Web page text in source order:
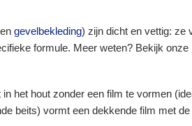
en gevelbekleding) zijn dicht en vettig: ze
formule. Meer weten? Bekijk onze
in het hout zonder een film te vormen
beits) vormt een dekkende film met